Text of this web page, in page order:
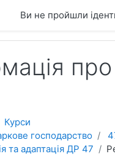
Ви не пройшли
про
Курси
господарство
та адаптація ДР 47